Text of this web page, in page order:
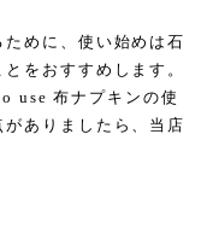
めに、使い始めは石
をおすすめします。
use 布ナプキンの使
ありましたら、当店